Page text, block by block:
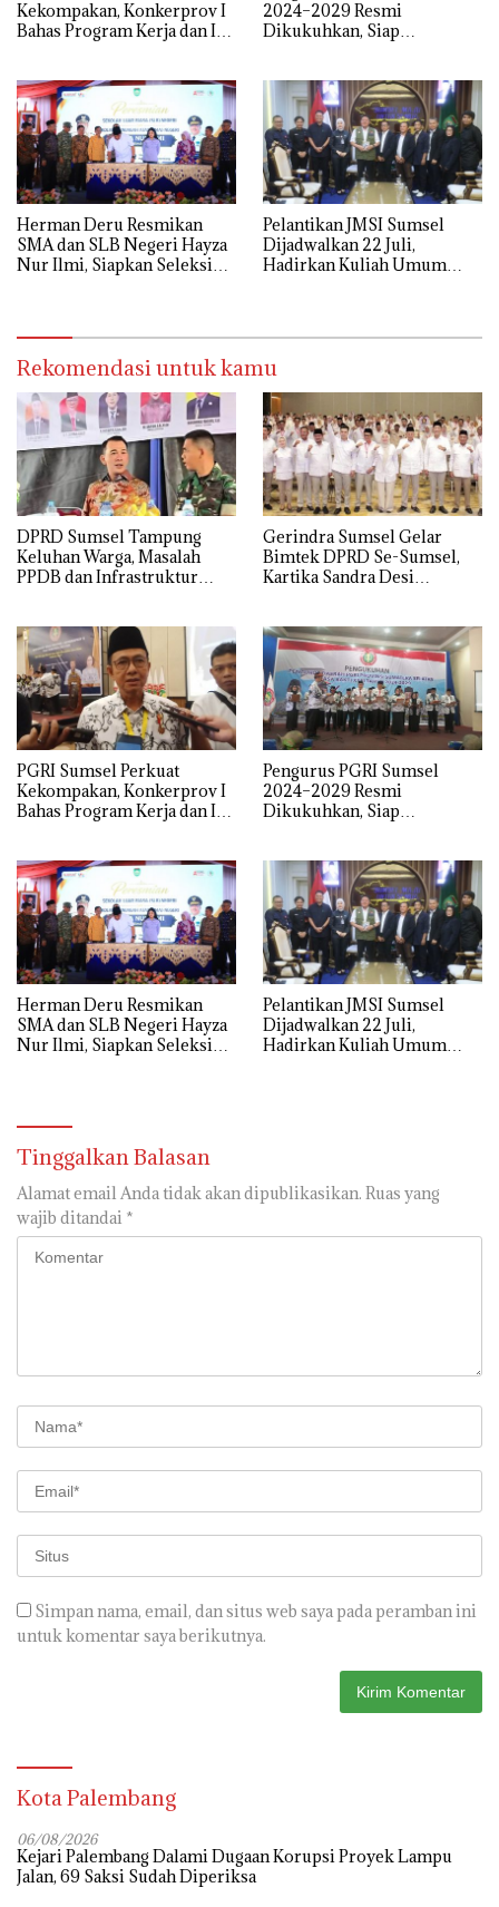
Kekompakan, Konkerprov I
Bahas Program Kerja dan Isu
2024–2029 Resmi
Dikukuhkan, Siap
Herman Deru Resmikan
SMA dan SLB Negeri Hayza
Nur Ilmi, Siapkan Seleksi
Pelantikan JMSI Sumsel
Dijadwalkan 22 Juli,
Hadirkan Kuliah Umum
Rekomendasi untuk kamu
DPRD Sumsel Tampung
Keluhan Warga, Masalah
PPDB dan Infrastruktur
Gerindra Sumsel Gelar
Bimtek DPRD Se-Sumsel,
Kartika Sandra Desi
PGRI Sumsel Perkuat
Kekompakan, Konkerprov I
Bahas Program Kerja dan Isu
Pengurus PGRI Sumsel
2024–2029 Resmi
Dikukuhkan, Siap
Herman Deru Resmikan
SMA dan SLB Negeri Hayza
Nur Ilmi, Siapkan Seleksi
Pelantikan JMSI Sumsel
Dijadwalkan 22 Juli,
Hadirkan Kuliah Umum
Tinggalkan Balasan
Alamat email Anda tidak akan dipublikasikan. Ruas yang
wajib ditandai *
Simpan nama, email, dan situs web saya pada peramban ini
untuk komentar saya berikutnya.
Kota Palembang
06/08/2026
Kejari Palembang Dalami Dugaan Korupsi Proyek Lampu
Jalan, 69 Saksi Sudah Diperiksa